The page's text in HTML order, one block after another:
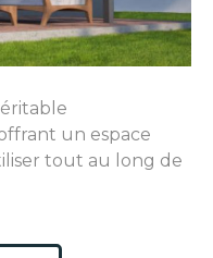
un espace
tout au long de